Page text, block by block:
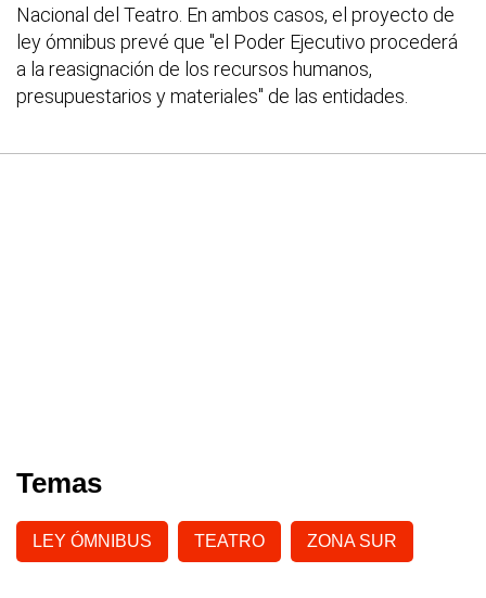
Nacional del Teatro. En ambos casos, el proyecto de
ley ómnibus prevé que "el Poder Ejecutivo procederá
a la reasignación de los recursos humanos,
presupuestarios y materiales" de las entidades.
Temas
LEY ÓMNIBUS TEATRO ZONA SUR